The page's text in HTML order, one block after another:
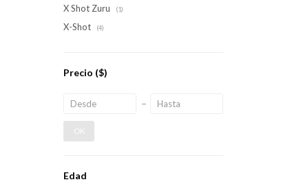
X Shot Zuru (1)
X-Shot (4)
Precio ($)
OK
Edad